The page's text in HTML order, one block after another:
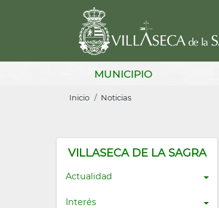
MUNICIPIO
Sobrescribir
de
ayuda
a
la
Inicio Noticias
VILLASECA DE LA SAGRA
Actualidad
Interés